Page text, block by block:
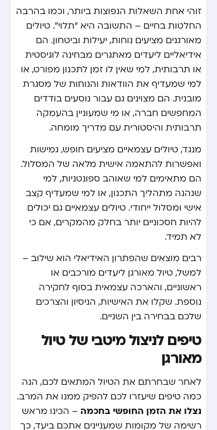
זוהי אחת השאלות הנפוצות ביותר, וכמו בהרבה
החלטות בחיים – התשובה היא “תלוי”. טיולים
מאורגנים מציעים נוחות, יעילות וביטחון. הם
אידיאליים ליעדים מאתגרים מבחינה לוגיסטית
או תרבותית, למי שאין לו זמן לתכנון מפורט, או
למי שמעדיף את הוודאות והנוחות של מסגרת
מובנית. הם מצוינים גם עבור נוסעים בודדים
המחפשים חברה, או מי שמעוניין בהעמקה
תרבותית והיסטורית עם מדריך מומחה.
מנגד, טיולים עצמאיים מציעים חופש, גמישות
ואפשרות להתאמה אישית מלאה של המסלול.
הם מתאימים למי שאוהב ספונטניות, למי
שנהנה מתהליך התכנון, או למי שמעדיף קצב
אישי ומסלול ייחודי. טיולים עצמאיים גם יכולים
להיות חסכוניים יותר בחלק מהמקרים, אם כי
לא תמיד.
רבים מוצאים שהפתרון האידיאלי הוא שילוב –
למשל, טיול מאורגן ליעדים מורכבים או
ראשוניים, והארכה עצמאית בסוף לחקירה
נוספת. שקלו את האישיות, הניסיון והצרכים
שלכם בבחירה בין השניים.
טיפים לניצול מיטבי של טיול
מאורגן
לאחר שבחרתם את הטיול המתאים לכם, הנה
כמה טיפים שיעזרו לכם להפיק ממנו את המרב.
נצלו את הזמן החופשי בחכמה – הכינו מראש
רשימה של מקומות שמעניינים אתכם ביעד, כך